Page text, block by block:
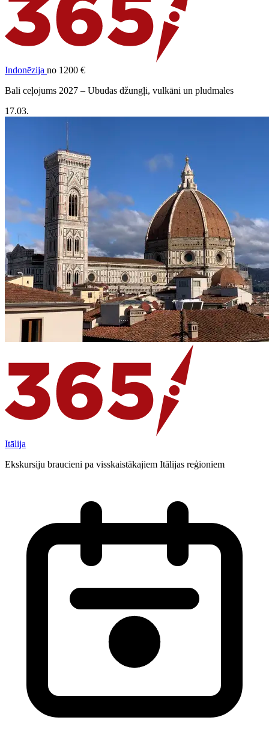
Indonēzija no 1200 €
Bali ceļojums 2027 – Ubudas džungļi, vulkāni un pludmales
17.03.
Itālija
Ekskursiju braucieni pa visskaistākajiem Itālijas reģioniem